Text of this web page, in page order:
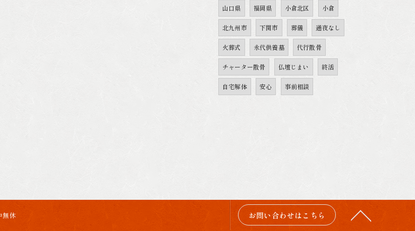
山口県 福岡県 小倉北区 小倉
北九州市 下関市 葬儀 通夜なし
火葬式 永代供養墓 代行散骨
チャーター散骨 仏壇じまい 終活
自宅解体 安心 事前相談
無休 お問い合わせはこちら